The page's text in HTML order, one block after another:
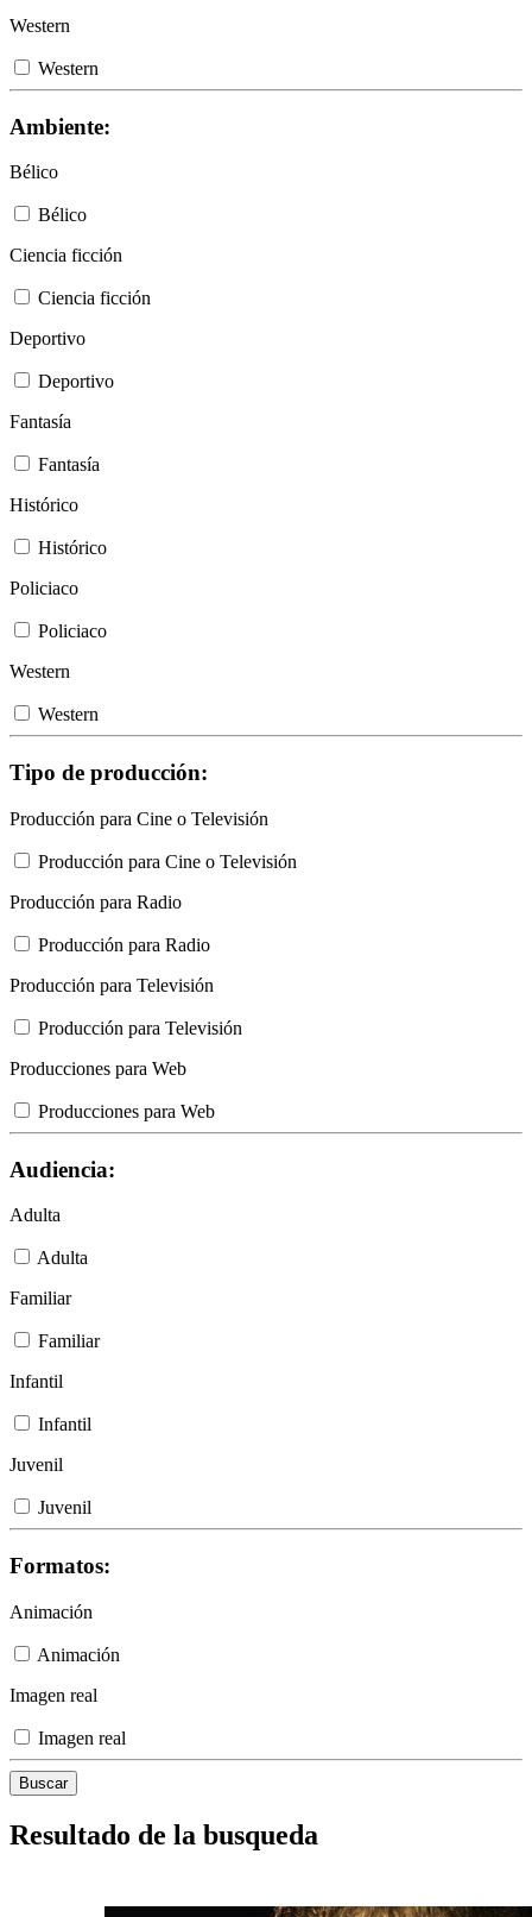
Western
Western
Ambiente:
Bélico
Bélico
Ciencia ficción
Ciencia ficción
Deportivo
Deportivo
Fantasía
Fantasía
Histórico
Histórico
Policiaco
Policiaco
Western
Western
Tipo de producción:
Producción para Cine o Televisión
Producción para Cine o Televisión
Producción para Radio
Producción para Radio
Producción para Televisión
Producción para Televisión
Producciones para Web
Producciones para Web
Audiencia:
Adulta
Adulta
Familiar
Familiar
Infantil
Infantil
Juvenil
Juvenil
Formatos:
Animación
Animación
Imagen real
Imagen real
Resultado de la busqueda